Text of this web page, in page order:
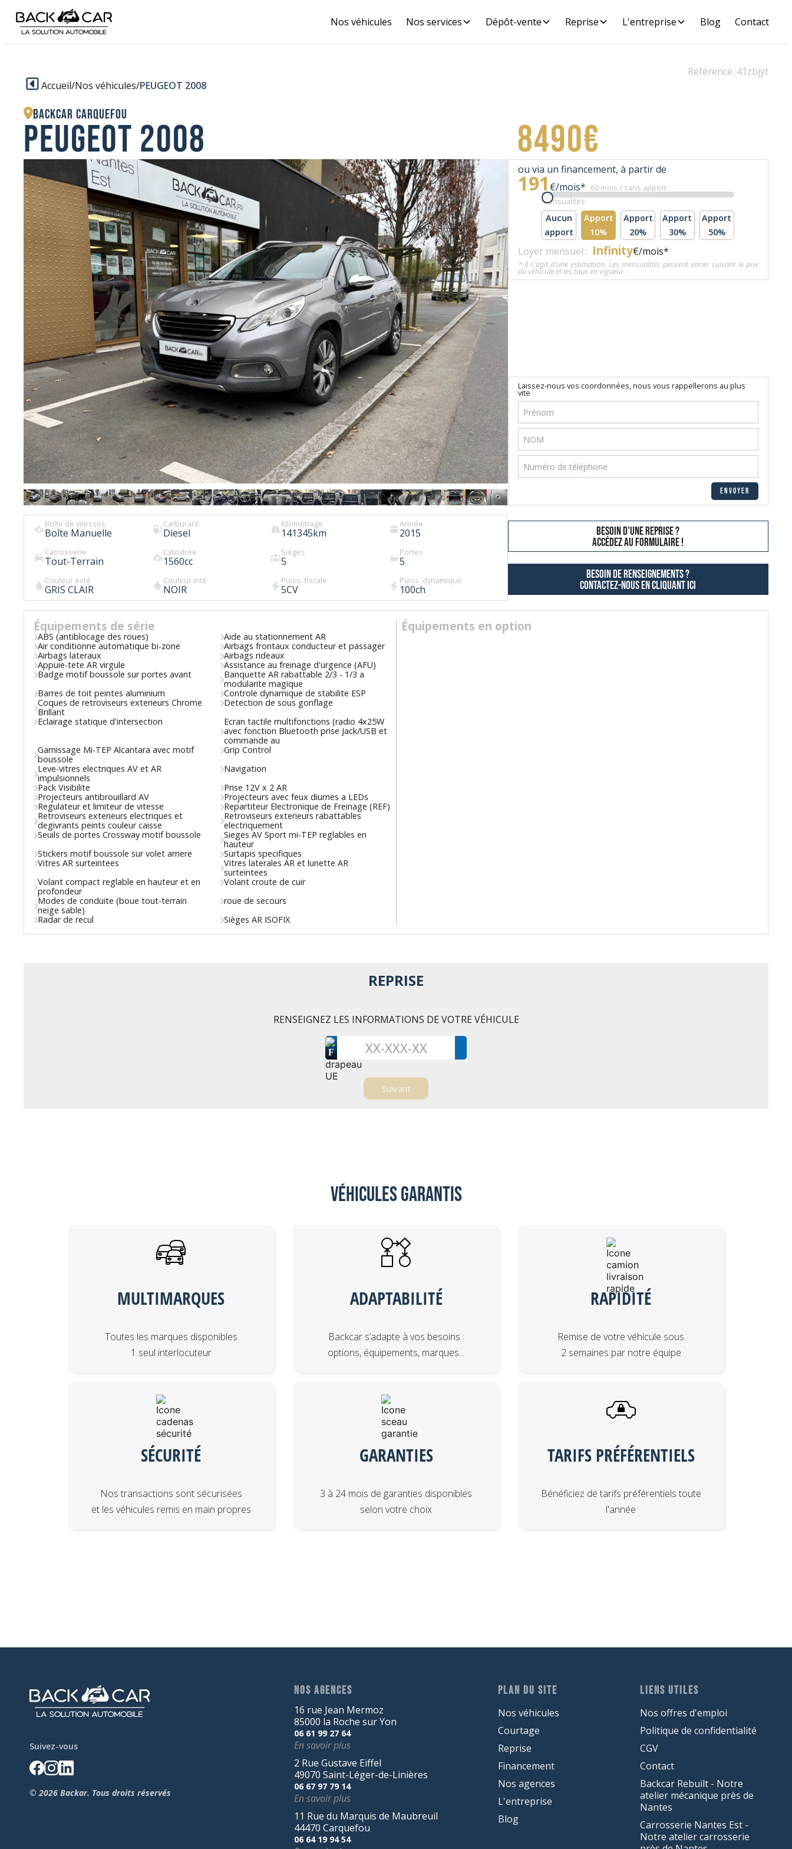
Nos véhicules Nos services Dépôt-vente Reprise L'entreprise Blog Contact
Accueil/Nos véhicules/PEUGEOT 2008
Référence :41zbjyt
BACKCAR Carquefou
PEUGEOT 2008 8490€
ou via un financement, à partir de
191 €/mois* 60 mois / sans apport
Mensualités
Aucun
apport
Apport
10%
Apport
20%
Apport
30%
Apport
50%
Loyer mensuel : Infinity€/mois*
* Il s'agit d'une estimation. Les mensualités peuvent varier suivant le prix
du véhicule et les taux en vigueur.
Laissez-nous vos coordonnées, nous vous rappellerons au plus
vite
Boîte de vitesses
Boîte Manuelle
Carburant
Diesel
Kilométrage
141345km
Année
2015
Carrosserie
Tout-Terrain
Cylindrée
1560cc
Sièges
5
Portes
5
Couleur exté
GRIS CLAIR
Couleur inté
NOIR
Puiss. fiscale
5CV
Puiss. dynamique
100ch
besoin d'une reprise ?
AccÉdez au formulaire !
Besoin de renseignements ?
contactez-nous en cliquant ici
Équipements de série
ABS (antiblocage des roues)
Aide au stationnement AR
Air conditionne automatique bi-zone
Airbags frontaux conducteur et passager
Airbags lateraux
Airbags rideaux
Appuie-tete AR virgule
Assistance au freinage d'urgence (AFU)
Badge motif boussole sur portes avant
Banquette AR rabattable 2/3 - 1/3 a
modularite magique
Barres de toit peintes aluminium
Controle dynamique de stabilite ESP
Coques de retroviseurs exterieurs Chrome
Brillant
Detection de sous gonflage
Eclairage statique d'intersection
Ecran tactile multifonctions (radio 4x25W
avec fonction Bluetooth prise Jack/USB et
commande au
Garnissage Mi-TEP Alcantara avec motif
boussole
Grip Control
Leve-vitres electriques AV et AR
impulsionnels
Navigation
Pack Visibilite
Prise 12V x 2 AR
Projecteurs antibrouillard AV
Projecteurs avec feux diurnes a LEDs
Regulateur et limiteur de vitesse
Repartiteur Electronique de Freinage (REF)
Retroviseurs exterieurs electriques et
degivrants peints couleur caisse
Retroviseurs exterieurs rabattables
electriquement
Seuils de portes Crossway motif boussole
Sieges AV Sport mi-TEP reglables en
hauteur
Stickers motif boussole sur volet arriere
Surtapis specifiques
Vitres AR surteintees
Vitres laterales AR et lunette AR
surteintees
Volant compact reglable en hauteur et en
profondeur
Volant croute de cuir
Modes de conduite (boue tout-terrain
neige sable)
roue de secours
Radar de recul
Sièges AR ISOFIX
Équipements en option
REPRISE
RENSEIGNEZ LES INFORMATIONS DE VOTRE VÉHICULE
F
Véhicules garantis
MULTIMARQUES
Toutes les marques disponibles
1 seul interlocuteur
ADAPTABILITÉ
Backcar s’adapte à vos besoins :
options, équipements, marques...
RAPIDITÉ
Remise de votre véhicule sous
2 semaines par notre équipe
SÉCURITÉ
Nos transactions sont sécurisées
et les véhicules remis en main propres
GARANTIES
3 à 24 mois de garanties disponibles
selon votre choix
TARIFS PRÉFÉRENTIELS
Bénéficiez de tarifs préférentiels toute
l'année
Suivez-vous
© 2026 Backar. Tous droits réservés
NOS AGENCES
16 rue Jean Mermoz
85000 la Roche sur Yon
06 61 99 27 64
En savoir plus
2 Rue Gustave Eiffel
49070 Saint-Léger-de-Linières
06 67 97 79 14
En savoir plus
11 Rue du Marquis de Maubreuil
44470 Carquefou
06 64 19 94 54
PLAN DU SITE
Nos véhicules
Courtage
Reprise
Financement
Nos agences
L'entreprise
Blog
LIENS UTILES
Nos offres d'emploi
Politique de confidentialité
CGV
Contact
Backcar Rebuilt - Notre
atelier mécanique près de
Nantes
Carrosserie Nantes Est -
Notre atelier carrosserie